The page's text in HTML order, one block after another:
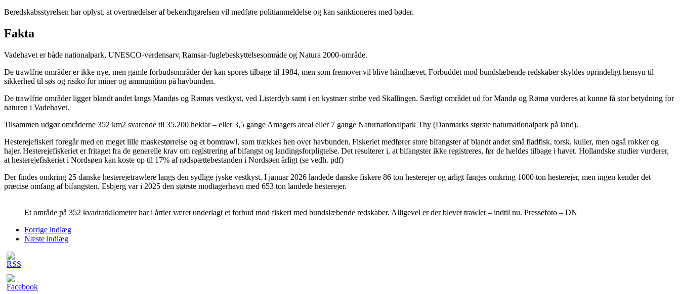
Beredskabsstyrelsen har oplyst, at overtrædelser af bekendtgørelsen vil medføre politianmeldelse og kan sanktioneres med bøder.
Fakta
Vadehavet er både nationalpark, UNESCO-verdensarv, Ramsar-fuglebeskyttelsesområde og Natura 2000-område.
De trawlfrie områder er ikke nye, men gamle forbudsområder der kan spores tilbage til 1984, men som fremover vil blive håndhævet. Forbuddet mod bundslæbende redskaber skyldes oprindeligt hensyn til
sikkerhed til søs og risiko for miner og ammunition på havbunden.
De trawlfrie områder ligger blandt andet langs Mandøs og Rømøs vestkyst, ved Listerdyb samt i en kystnær stribe ved Skallingen. Særligt området ud for Mandø og Rømø vurderes at kunne få stor betydning for
naturen i Vadehavet.
Tilsammen udgør områderne 352 km2 svarende til 35.200 hektar – eller 3,5 gange Amagers areal eller 7 gange Naturnationalpark Thy (Danmarks største naturnationalpark på land).
Hesterejefiskeri foregår med en meget lille maskestørrelse og et bomtrawl, som trækkes hen over havbunden. Fiskeriet medfører store bifangster af blandt andet små fladfisk, torsk, kuller, men også rokker og
hajer. Hesterejefiskeriet er fritaget fra de generelle krav om registrering af bifangst og landingsforpligtelse. Det resulterer i, at bifangster ikke registreres, før de hældes tilbage i havet. Hollandske studier vurderer,
at hesterejefiskeriet i Nordsøen kan koste op til 17% af rødspættebestanden i Nordsøen årligt (se vedh. pdf)
Der findes omkring 25 danske hesterejetrawlere langs den sydlige jyske vestkyst. I januar 2026 landede danske fiskere 86 ton hesterejer og årligt fanges omkring 1000 ton hesterejer, men ingen kender det
præcise omfang af bifangsten. Esbjerg var i 2025 den største modtagerhavn med 653 ton landede hesterejer.
Et område på 352 kvadratkilometer har i årtier været underlagt et forbud mod fiskeri med bundslæbende redskaber. Alligevel er der blevet trawlet – indtil nu. Pressefoto – DN
Forrige indlæg
Næste indlæg